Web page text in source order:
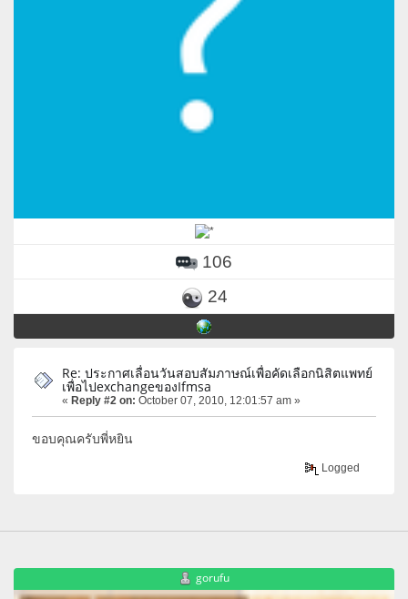
106
24
Re: ประกาศเลื่อนวันสอบสัมภาษณ์เพื่อคัดเลือกนิสิตแพทย์
เพื่อไปexchangeของIfmsa
« Reply #2 on: October 07, 2010, 12:01:57 am »
ขอบคุณครับพี่หยิน
Logged
gorufu